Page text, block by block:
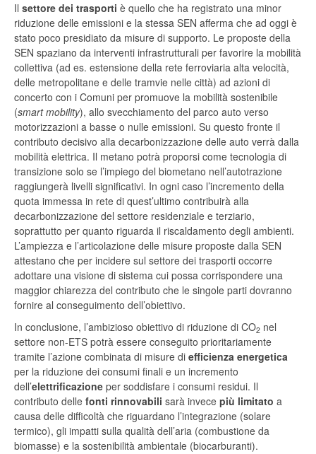
Il settore dei trasporti è quello che ha registrato una minor
riduzione delle emissioni e la stessa SEN afferma che ad oggi è
stato poco presidiato da misure di supporto. Le proposte della
SEN spaziano da interventi infrastrutturali per favorire la mobilità
collettiva (ad es. estensione della rete ferroviaria alta velocità,
delle metropolitane e delle tramvie nelle città) ad azioni di
concerto con i Comuni per promuove la mobilità sostenibile
(smart mobility), allo svecchiamento del parco auto verso
motorizzazioni a basse o nulle emissioni. Su questo fronte il
contributo decisivo alla decarbonizzazione delle auto verrà dalla
mobilità elettrica. Il metano potrà proporsi come tecnologia di
transizione solo se l’impiego del biometano nell’autotrazione
raggiungerà livelli significativi. In ogni caso l’incremento della
quota immessa in rete di quest’ultimo contribuirà alla
decarbonizzazione del settore residenziale e terziario,
soprattutto per quanto riguarda il riscaldamento degli ambienti.
L’ampiezza e l’articolazione delle misure proposte dalla SEN
attestano che per incidere sul settore dei trasporti occorre
adottare una visione di sistema cui possa corrispondere una
maggior chiarezza del contributo che le singole parti dovranno
fornire al conseguimento dell’obiettivo.
In conclusione, l’ambizioso obiettivo di riduzione di CO2 nel
settore non-ETS potrà essere conseguito prioritariamente
tramite l’azione combinata di misure di efficienza energetica
per la riduzione dei consumi finali e un incremento
dell’elettrificazione per soddisfare i consumi residui. Il
contributo delle fonti rinnovabili sarà invece più limitato a
causa delle difficoltà che riguardano l’integrazione (solare
termico), gli impatti sulla qualità dell’aria (combustione da
biomasse) e la sostenibilità ambientale (biocarburanti).